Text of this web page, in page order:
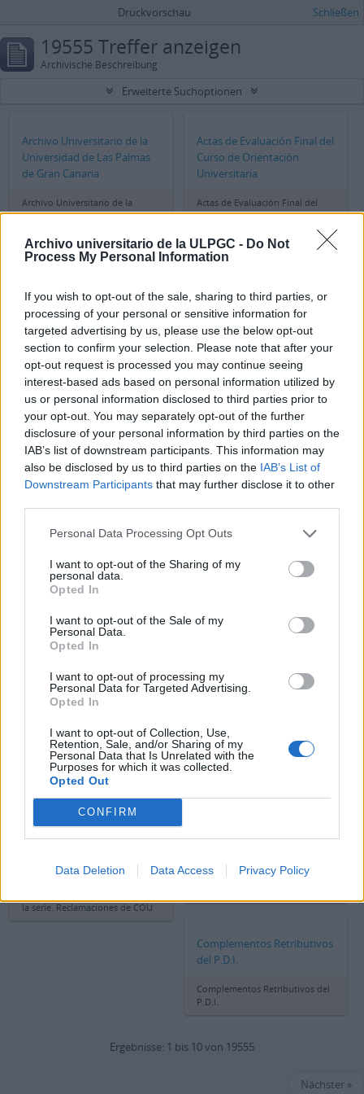
Archivo universitario de la ULPGC - Do Not
Process My Personal Information
If you wish to opt-out of the sale, sharing to third parties, or
processing of your personal or sensitive information for
targeted advertising by us, please use the below opt-out
section to confirm your selection. Please note that after your
opt-out request is processed you may continue seeing
interest-based ads based on personal information utilized by
us or personal information disclosed to third parties prior to
your opt-out. You may separately opt-out of the further
disclosure of your personal information by third parties on the
IAB’s list of downstream participants. This information may
also be disclosed by us to third parties on the IAB’s List of
Downstream Participants that may further disclose it to other
Personal Data Processing Opt Outs
I want to opt-out of the Sharing of my
personal data.
Opted In
I want to opt-out of the Sale of my
Personal Data.
Opted In
I want to opt-out of processing my
Personal Data for Targeted Advertising.
Opted In
I want to opt-out of Collection, Use,
Retention, Sale, and/or Sharing of my
Personal Data that Is Unrelated with the
Purposes for which it was collected.
Opted Out
CONFIRM
Data Deletion Data Access Privacy Policy
Druckvorschau Schließen
19555 Treffer anzeigen
Archivische Beschreibung
Erweiterte Suchoptionen
Archivo Universitario de la
Universidad de Las Palmas
de Gran Canaria
Archivo Universitario de la
Universidad de Las Palmas de
Actas de Evaluación Final del
Curso de Orientación
Universitaria
Actas de Evaluación Final del
Curso de Orientación
seleccionada, después del
expurgo realizado a la
serie.Reclamaciones de COU
(1995-1997)Datos de los
Alumnos de COU o REM que
los Centros aportan a la
Universidad.Listados de
alumnos de COU. Corrección
de errores en los listados
enviados p
Documentación seleccionada,
después del expurgo realizado a
Alumnos de COU o REM que los
Centros aportan a la
alumnos de COU. Corrección de
errores en los listados enviados
seleccionada, después del
expurgo realizado a la serie.
Reclamaciones de COU
Documentación seleccionada,
después del expurgo realizado a
la serie. Reclamaciones de COU
Documentación
seleccionada, después del
expurgo realizado a la serie.
Reclamaciones de COU
después del expurgo realizado a
seleccionada, después del
expurgo realizado a la serie.
Documentación seleccionada,
Incidencias (Toma de Datos)
Documentación
expurgo realizado a la serie.
Reclamaciones de COU
después del expurgo realizado a
la serie. Reclamaciones de COU
seleccionada, después del
Documentación seleccionada,
después del expurgo realizado a
Documentación
seleccionada, después del
expurgo realizado a la serie.
la serie. Reclamaciones de COU
Complementos Retributivos
del P.D.I.
Complementos Retributivos del
P.D.I.
Ergebnisse: 1 bis 10 von 19555
Nächster »